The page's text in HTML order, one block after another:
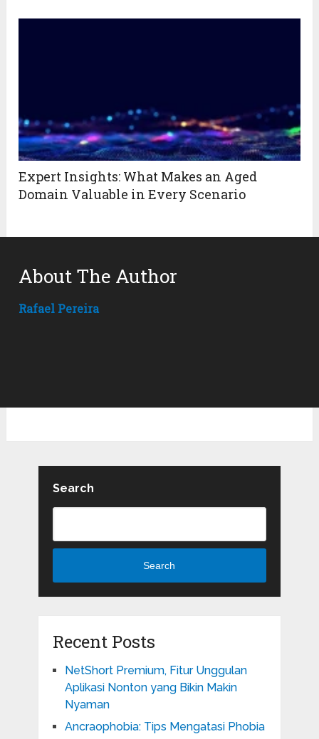
Expert Insights: What Makes an Aged
Domain Valuable in Every Scenario
About The Author
Rafael Pereira
Search
Search
Recent Posts
NetShort Premium, Fitur Unggulan
Aplikasi Nonton yang Bikin Makin
Nyaman
Ancraophobia: Tips Mengatasi Phobia